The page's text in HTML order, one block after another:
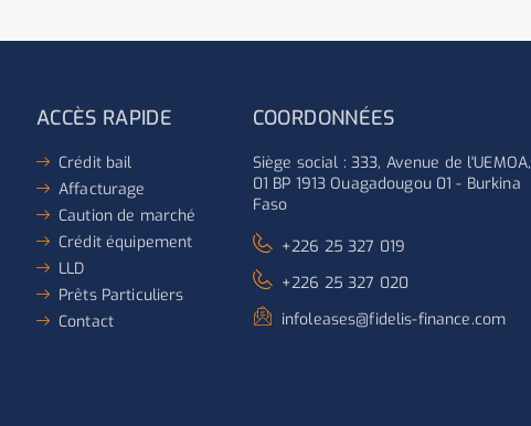
ACCÈS RAPIDE
Crédit bail
Affacturage
Caution de marché
Crédit équipement
LLD
Prêts Particuliers
Contact
COORDONNÉES
Siège social : 333, Avenue de l'UEMOA,
01 BP 1913 Ouagadougou 01 - Burkina
Faso
+226 25 327 019
+226 25 327 020
infoleases@fidelis-finance.com